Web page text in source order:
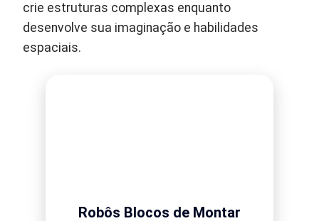
crie estruturas complexas enquanto
desenvolve sua imaginação e habilidades
espaciais.
Robôs Blocos de Montar